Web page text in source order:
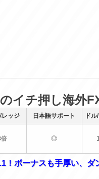
イチ押し海外
レッジ 日本語サポート ド
◎
！ボーナスも手厚い、